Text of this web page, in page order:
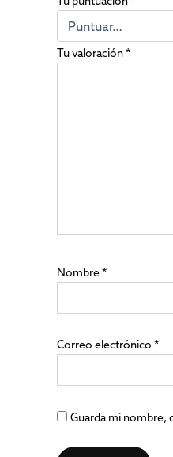
Tu valoración*
Nombre*
Correo electrónico *
Guarda mi nombre,